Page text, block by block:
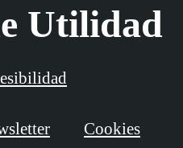
Utilidad
Cookies